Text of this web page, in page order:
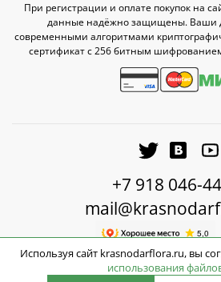
Используя сайт krasnodarflora.ru, вы
использования
При регистрации и оплате покупок на
данные надёжно защищены.
современными алгоритмами
сертификат c 256 битным
+7 918 046-